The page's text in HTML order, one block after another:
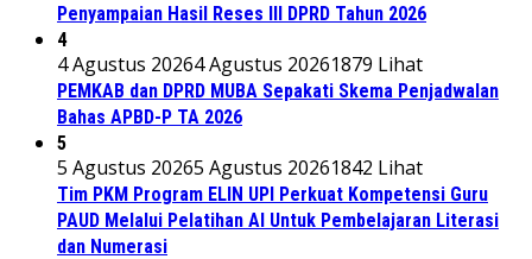
Penyampaian Hasil Reses III DPRD Tahun 2026
4
4 Agustus 20264 Agustus 20261879 Lihat
PEMKAB dan DPRD MUBA Sepakati Skema Penjadwalan
Bahas APBD-P TA 2026
5
5 Agustus 20265 Agustus 20261842 Lihat
Tim PKM Program ELIN UPI Perkuat Kompetensi Guru
PAUD Melalui Pelatihan AI Untuk Pembelajaran Literasi
dan Numerasi